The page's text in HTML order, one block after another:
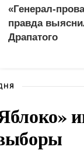
«Генерал-
правда
Драпатого